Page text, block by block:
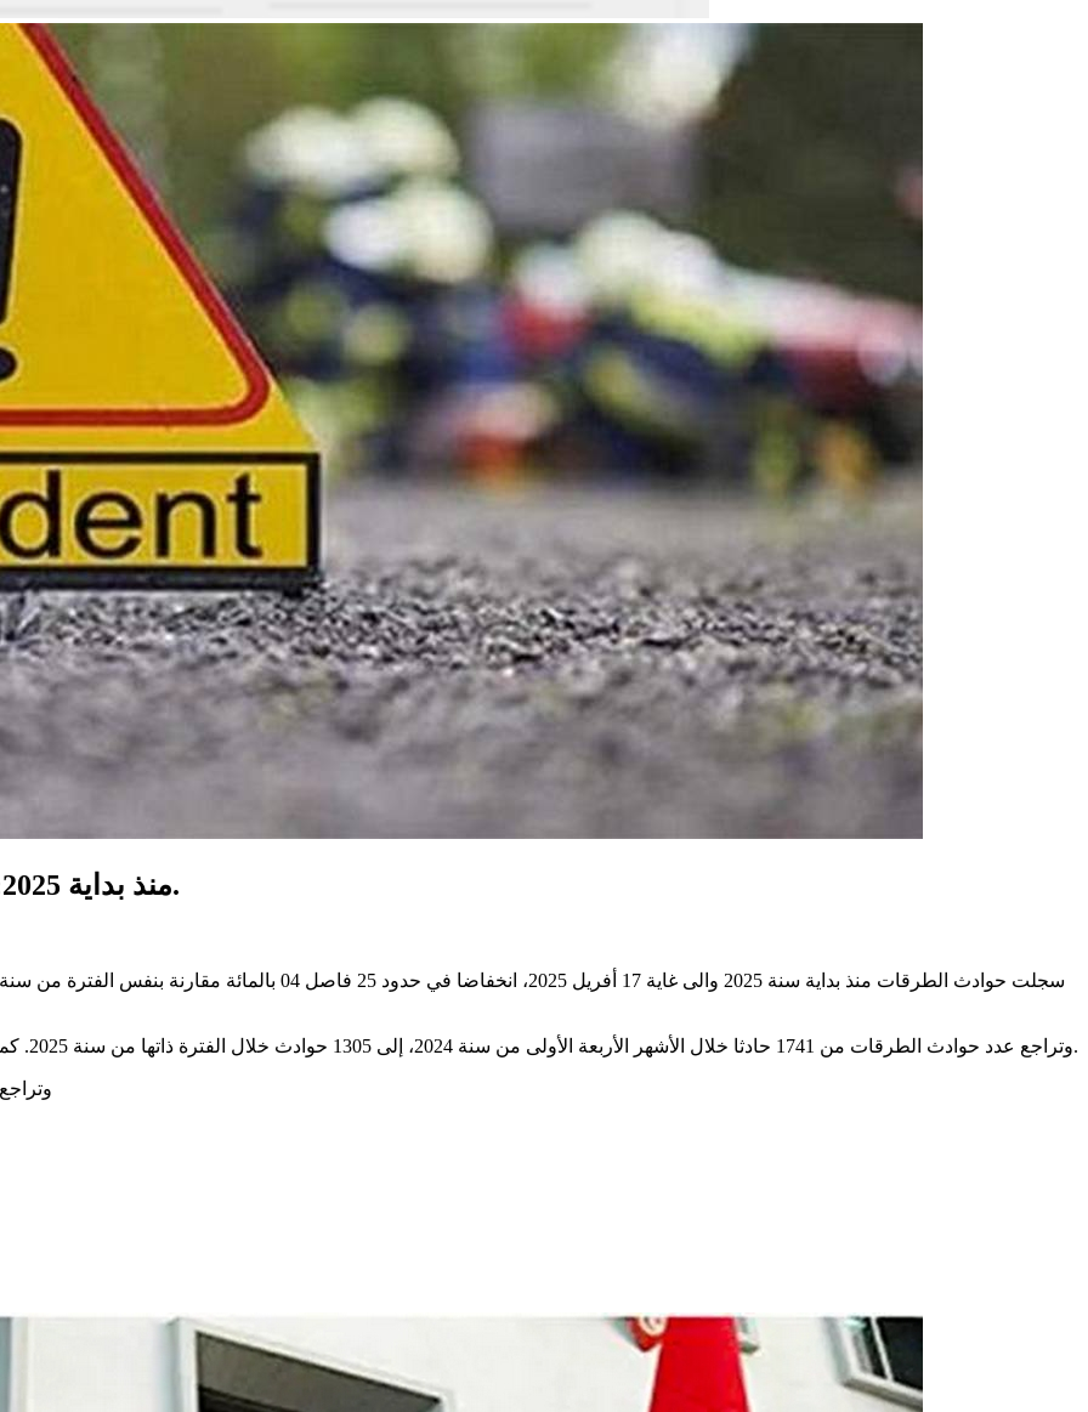
منذ بداية 2025:إنخفاض نسبة حوداث المرور ب 25.04 بالمائة.
وتراجع عدد حوادث الطرقات من 1741 حادثا خلال الأشهر الأربعة الأولى من سنة 2024، إلى 1305 حوادث خلال الفترة ذاتها من سنة 2025. كما تراجع عدد القتلى من 329 إلى 313 قتيلا أي بنسبة 4 فاصل 86 بالمائة.
وتراجع عدد